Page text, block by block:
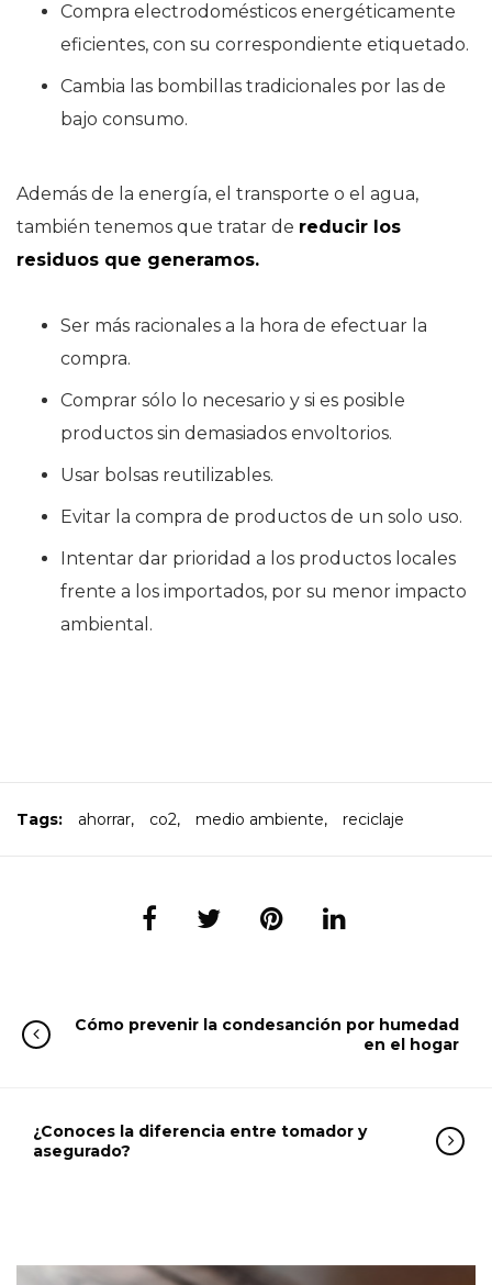
Compra electrodomésticos energéticamente
eficientes, con su correspondiente etiquetado.
Cambia las bombillas tradicionales por las de
bajo consumo.
Además de la energía, el transporte o el agua,
también tenemos que tratar de reducir los
residuos que generamos.
Ser más racionales a la hora de efectuar la
compra.
Comprar sólo lo necesario y si es posible
productos sin demasiados envoltorios.
Usar bolsas reutilizables.
Evitar la compra de productos de un solo uso.
Intentar dar prioridad a los productos locales
frente a los importados, por su menor impacto
ambiental.
Tags: ahorrar, co2, medio ambiente, reciclaje
Cómo prevenir la condesanción por humedad
en el hogar
¿Conoces la diferencia entre tomador y
asegurado?